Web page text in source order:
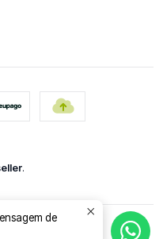
.
TOPO
de